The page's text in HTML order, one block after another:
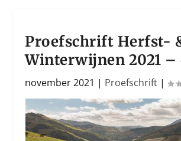
Proefschrift Herfst-
Winterwijnen 2021 –
november 2021 | Proefschrift |